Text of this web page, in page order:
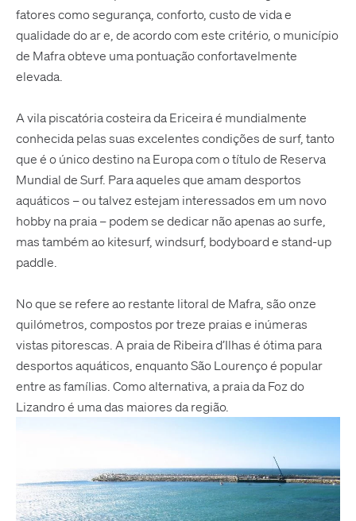
fatores como segurança, conforto, custo de vida e
qualidade do ar e, de acordo com este critério, o município
de Mafra obteve uma pontuação confortavelmente
elevada.
A vila piscatória costeira da Ericeira é mundialmente
conhecida pelas suas excelentes condições de surf, tanto
que é o único destino na Europa com o título de Reserva
Mundial de Surf. Para aqueles que amam desportos
aquáticos – ou talvez estejam interessados ​​em um novo
hobby na praia – podem se dedicar não apenas ao surfe,
mas também ao kitesurf, windsurf, bodyboard e stand-up
paddle.
No que se refere ao restante litoral de Mafra, são onze
quilómetros, compostos por treze praias e inúmeras
vistas pitorescas. A praia de Ribeira d’Ilhas é ótima para
desportos aquáticos, enquanto São Lourenço é popular
entre as famílias. Como alternativa, a praia da Foz do
Lizandro é uma das maiores da região.